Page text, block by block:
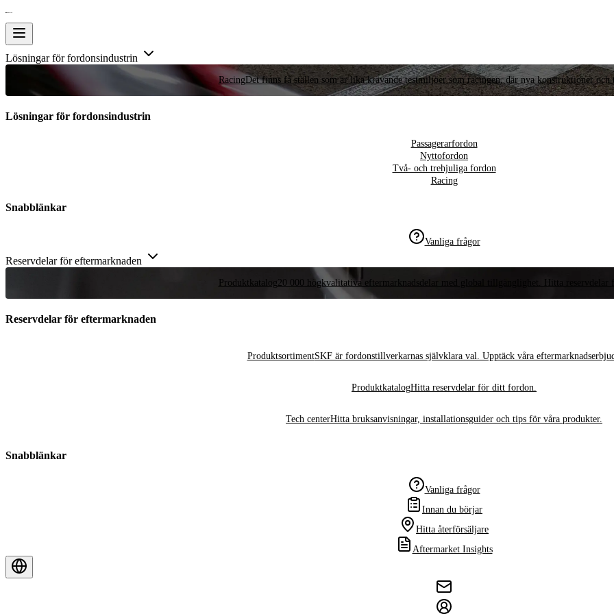
Lösningar för fordonsindustrin
RacingDet finns få ställen som är lika krävande testmiljöer som racingen, där nya konstruktioner och
Lösningar för fordonsindustrin
Passagerarfordon
Nyttofordon
Två- och trehjuliga fordon
Racing
Snabblänkar
Vanliga frågor
Reservdelar för eftermarknaden
Produktkatalog20 000 högkvalitativa eftermarknadsdelar med global tillgänglighet. Hitta reservdelar
Reservdelar för eftermarknaden
ProduktsortimentSKF är fordonstillverkarnas självklara val. Upptäck våra
ProduktkatalogHitta reservdelar för ditt fordon.
Tech centerHitta bruksanvisningar, installationsguider och tips för våra produkter.
Snabblänkar
Vanliga frågor
Innan du börjar
Hitta återförsäljare
Aftermarket Insights